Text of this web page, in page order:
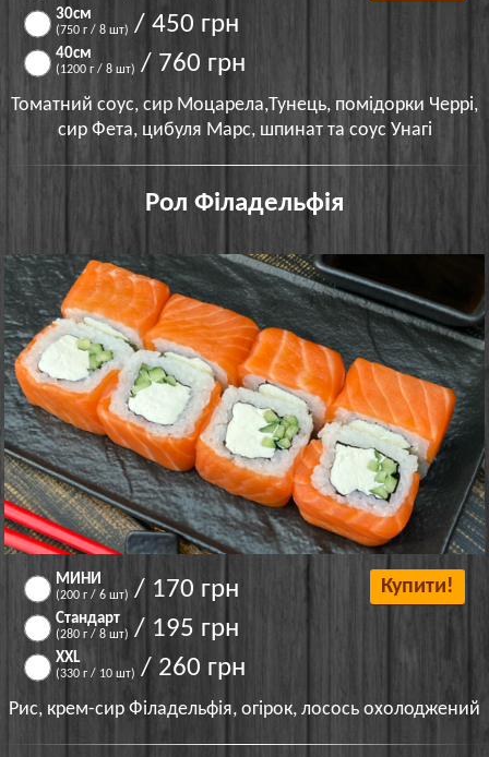
30см
(750 г / 8 шт) / 450 грн
40см
(1200 г / 8 шт) / 760 грн
Томатний соус, сир Моцарела,Тунець, помідорки Черрі,
сир Фета, цибуля Марс, шпинат та соус Унагі
Рол Філадельфія
МИНИ
(200 г / 6 шт) / 170 грн
Стандарт
(280 г / 8 шт) / 195 грн
XXL
(330 г / 10 шт) / 260 грн
Купити!
Рис, крем-сир Філадельфія, огірок, лосось охолоджений